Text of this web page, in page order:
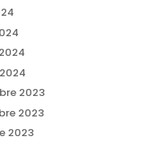
2023
2023
2023